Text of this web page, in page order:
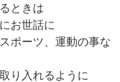
ときは
お世話に
ポーツ、運動の事な
り入れるように